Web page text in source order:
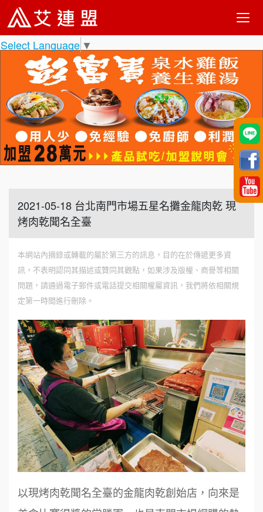
Select Language ▼
2021-05-18 台北南門市場五星名攤金龍肉乾 現
烤肉乾聞名全臺
本網站內摘錄或轉載的屬於第三方的訊息，目的在於傳遞更多資
訊，不表明認同其描述或贊同其觀點，如果涉及版權、商譽等相關
問題，請通過電子郵件或電話提交相關權屬資訊，我們將依相關規
定第一時間進行刪除。
以現烤肉乾聞名全臺的金龍肉乾創始店，向來是